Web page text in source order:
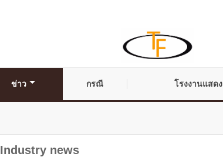
ข่าว กรณี โรงงานแสดง
Industry news